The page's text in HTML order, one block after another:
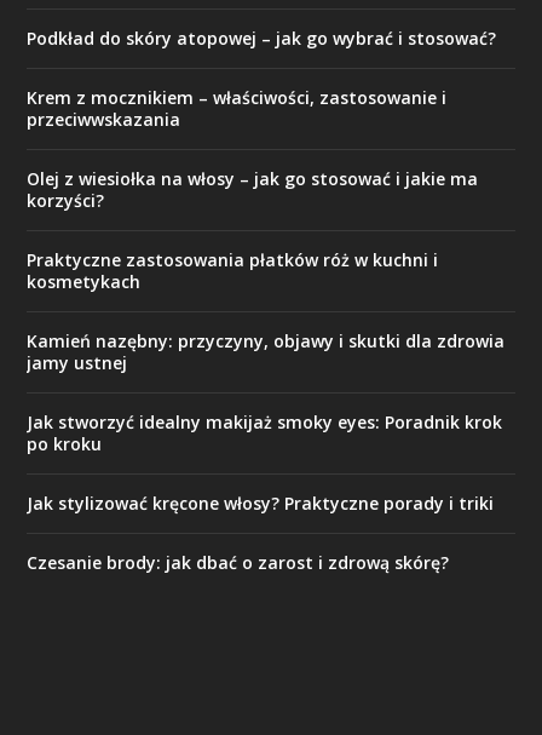
Podkład do skóry atopowej – jak go wybrać i stosować?
Krem z mocznikiem – właściwości, zastosowanie i
przeciwwskazania
Olej z wiesiołka na włosy – jak go stosować i jakie ma
korzyści?
Praktyczne zastosowania płatków róż w kuchni i
kosmetykach
Kamień nazębny: przyczyny, objawy i skutki dla zdrowia
jamy ustnej
Jak stworzyć idealny makijaż smoky eyes: Poradnik krok
po kroku
Jak stylizować kręcone włosy? Praktyczne porady i triki
Czesanie brody: jak dbać o zarost i zdrową skórę?